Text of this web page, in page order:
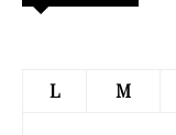
L
M